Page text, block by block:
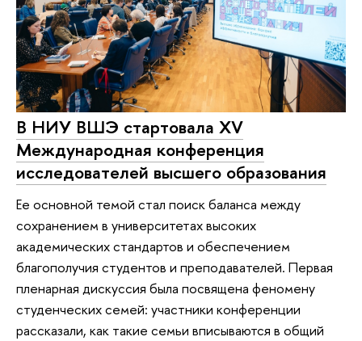
В НИУ ВШЭ стартовала XV
Международная конференция
исследователей высшего образования
Ее основной темой стал поиск баланса между
сохранением в университетах высоких
академических стандартов и обеспечением
благополучия студентов и преподавателей. Первая
пленарная дискуссия была посвящена феномену
студенческих семей: участники конференции
рассказали, как такие семьи вписываются в общий